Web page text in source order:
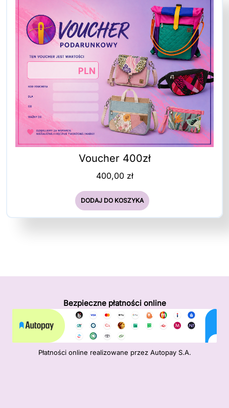
Voucher 400zł
400,00 zł
DODAJ DO KOSZYKA
Bezpieczne płatności online
Płatności online realizowane przez Autopay S.A.